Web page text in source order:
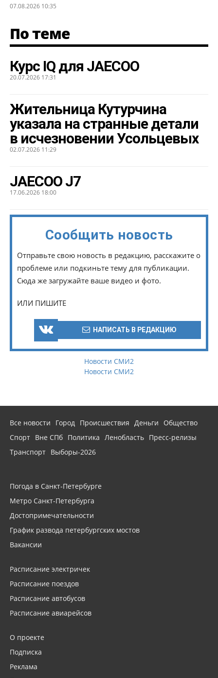
07.08.2026 10:35
По теме
Курс IQ для JAECOO
20.07.2026 17:31
Жительница Кутурчина
указала на странные детали
в исчезновении Усольцевых
02.07.2026 11:29
JAECOO J7
17.06.2026 18:00
Сообщить новость
Отправьте свою новость в редакцию, расскажите о
проблеме или подкиньте тему для публикации.
Сюда же загружайте ваше видео и фото.
ИЛИ ПИШИТЕ
НАПИСАТЬ В РЕДАКЦИЮ
Новости СМИ2
Новости СМИ2
Все новости Город Происшествия Деньги
Общество
Спорт Вне СПб Политика Ленобласть Пресс-релизы
Транспорт Выборы-2026
Погода в Санкт-Петербурге
Метро Санкт-Петербурга
Достопримечательности
График развода петербургских мостов
Вакансии
Расписание электричек
Расписание поездов
Расписание автобусов
Расписание авиарейсов
О проекте
Подписка
Реклама